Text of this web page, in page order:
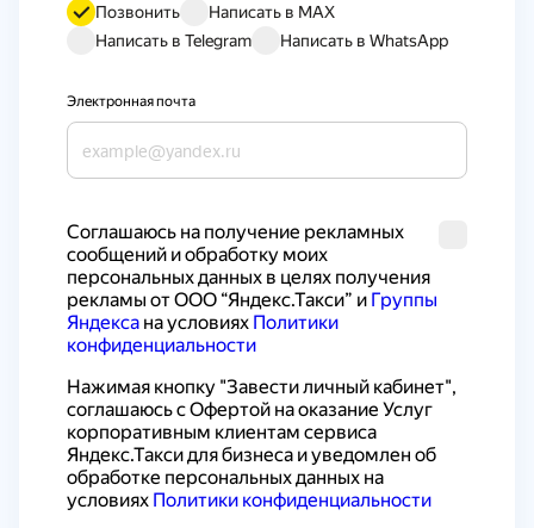
Позвонить
Написать в MAX
Написать в Telegram
Написать в WhatsApp
Электронная почта
Cоглашаюсь на получение рекламных
сообщений и обработку моих
персональных данных в целях получения
рекламы от ООО “Яндекс.Такси” и Группы
Яндекса на условиях Политики
конфиденциальности
Нажимая кнопку "Завести личный кабинет",
соглашаюсь с Офертой на оказание Услуг
корпоративным клиентам сервиса
Яндекс.Такси для бизнеса и уведомлен об
обработке персональных данных на
условиях Политики конфиденциальности